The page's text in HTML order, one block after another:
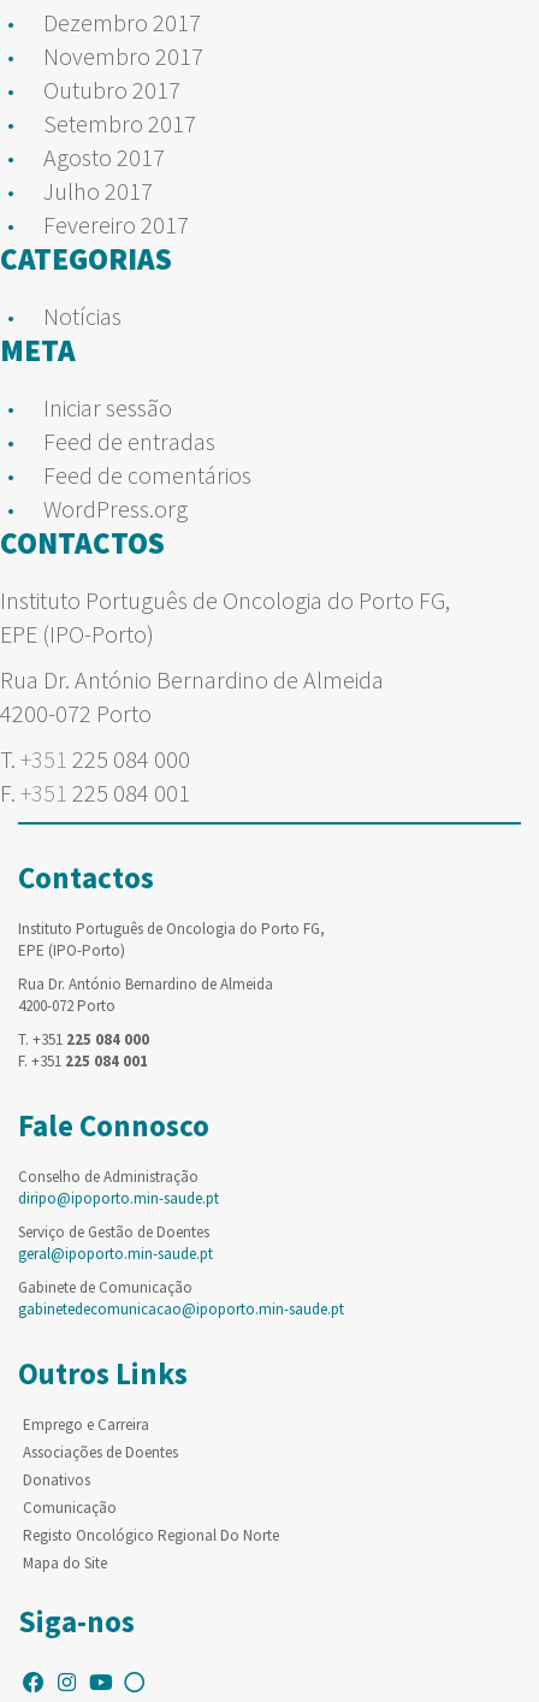
Dezembro 2017
Novembro 2017
Outubro 2017
Setembro 2017
Agosto 2017
Julho 2017
Fevereiro 2017
CATEGORIAS
Notícias
META
Iniciar sessão
Feed de entradas
Feed de comentários
WordPress.org
CONTACTOS
Instituto Português de Oncologia do Porto FG,
EPE (IPO-Porto)
Rua Dr. António Bernardino de Almeida
4200-072 Porto
T. +351 225 084 000
F. +351 225 084 001
Contactos
Instituto Português de Oncologia do Porto FG,
EPE (IPO-Porto)
Rua Dr. António Bernardino de Almeida
4200-072 Porto
T. +351 225 084 000
F. +351 225 084 001
Fale Connosco
Conselho de Administração
diripo@ipoporto.min-saude.pt
Serviço de Gestão de Doentes
geral@ipoporto.min-saude.pt
Gabinete de Comunicação
gabinetedecomunicacao@ipoporto.min-saude.pt
Outros Links
Emprego e Carreira
Associações de Doentes
Donativos
Comunicação
Registo Oncológico Regional Do Norte
Mapa do Site
Siga-nos